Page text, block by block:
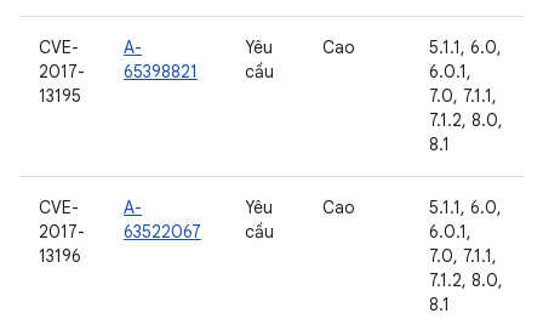
CVE-
2017-
13195
A-
65398821
Yêu
cầu
Cao
5.1.1, 6.0,
6.0.1,
7.0, 7.1.1,
7.1.2, 8.0,
8.1
CVE-
2017-
13196
A-
63522067
Yêu
cầu
Cao
5.1.1, 6.0,
6.0.1,
7.0, 7.1.1,
7.1.2, 8.0,
8.1